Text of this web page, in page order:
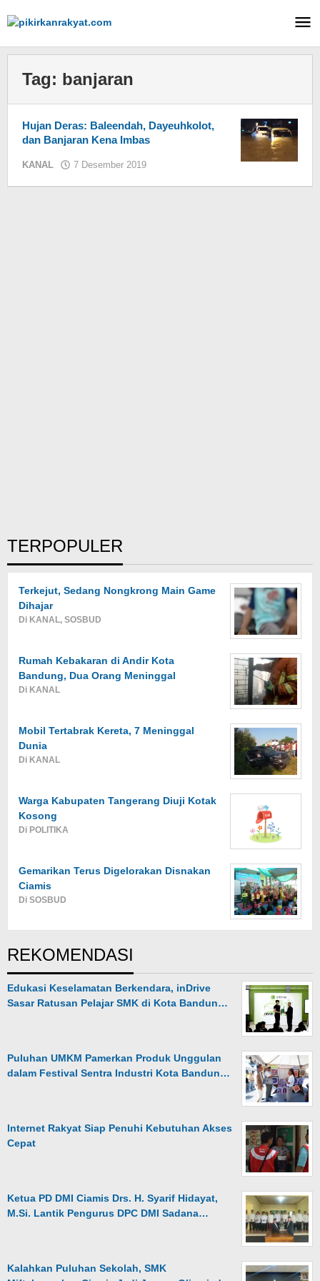
ke
Tag: banjaran
Hujan Deras: Baleendah, Dayeuhkolot,
dan Banjaran Kena Imbas
KANAL 7 Desember 2019
TERPOPULER
Terkejut, Sedang Nongkrong Main Game
Dihajar
Di KANAL, SOSBUD
Rumah Kebakaran di Andir Kota
Bandung, Dua Orang Meninggal
Di KANAL
Mobil Tertabrak Kereta, 7 Meninggal
Dunia
Di KANAL
Warga Kabupaten Tangerang Diuji Kotak
Kosong
Di POLITIKA
Gemarikan Terus Digelorakan Disnakan
Ciamis
Di SOSBUD
REKOMENDASI
Edukasi Keselamatan Berkendara, inDrive
Sasar Ratusan Pelajar SMK di Kota Bandun…
Puluhan UMKM Pamerkan Produk Unggulan
dalam Festival Sentra Industri Kota Bandun…
Internet Rakyat Siap Penuhi Kebutuhan Akses
Cepat
Ketua PD DMI Ciamis Drs. H. Syarif Hidayat,
M.Si. Lantik Pengurus DPC DMI Sadana…
Kalahkan Puluhan Sekolah, SMK